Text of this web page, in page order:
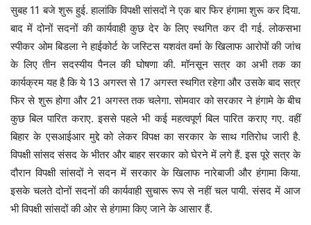
सुबह 11 बजे शुरू हुई. हालांकि विपक्षी सांसदों ने एक बार फिर हंगामा शुरू कर दिया.
बाद में दोनों सदनों की कार्यवाही कुछ देर के लिए स्थगित कर दी गई. लोकसभा
स्पीकर ओम बिडला ने हाईकोर्ट के जस्टिस यशवंत वर्मा के खिलाफ आरोपों की जांच
के लिए तीन सदस्यीय पैनल की घोषणा की. मॉनसून सत्र का अभी तक का
कार्यक्रम यह है कि ये 13 अगस्त से 17 अगस्त स्थगित रहेगा और उसके बाद सत्र
फिर से शुरू होगा और 21 अगस्त तक चलेगा. सोमवार को सरकार ने हंगामे के बीच
कुछ बिल पारित कराए. इससे पहले भी कई महत्वपूर्ण बिल पारित कराए गए. वहीं
बिहार के एसआईआर मुद्दे को लेकर विपक्ष का सरकार के साथ गतिरोध जारी है.
विपक्षी सांसद संसद के भीतर और बाहर सरकार को घेरने में लगे हैं. इस पूरे सत्र के
दौरान विपक्षी सांसदों ने सदन में सरकार के खिलाफ नारेबाजी और हंगामा किया.
इसके चलते दोनों सदनों की कार्यवाही सुचारू रूप से नहीं चल पायी. संसद में आज
भी विपक्षी सांसदों की ओर से हंगामा किए जाने के आसार हैं.